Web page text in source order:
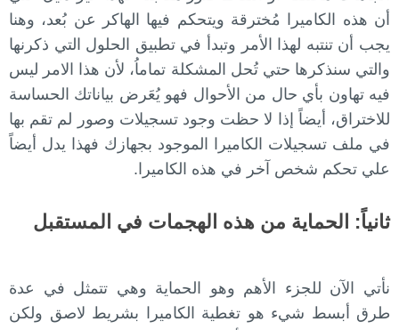
أن هذه الكاميرا مُخترقة ويتحكم فيها الهاكر عن بُعد، وهنا
يجب أن تنتبه لهذا الأمر وتبدأ في تطبيق الحلول التي ذكرنها
والتي سنذكرها حتي تُحل المشكلة تماماُ، لأن هذا الامر ليس
فيه تهاون بأي حال من الأحوال فهو يُعَرض بياناتك الحساسة
للاختراق، أيضاً إذا لا حظت وجود تسجيلات وصور لم تقم بها
في ملف تسجيلات الكاميرا الموجود بجهازك فهذا يدل أيضاً
علي تحكم شخص آخر في هذه الكاميرا.
ثانياً: الحماية من هذه الهجمات في المستقبل
نأتي الآن للجزء الأهم وهو الحماية وهي تتمثل في عدة
طرق أبسط شيء هو تغطية الكاميرا بشريط لاصق ولكن